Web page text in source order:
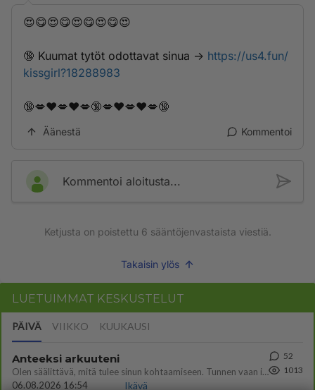
😍😋😍😋😍😋😍😋😍
🔞 K­u­­u­­m­­­a­t­­ ­­­t­y­­­t­­ö­­t­­ ­­o­­­d­­­o­­­t­­t­a­­­v­­­a­t­ ­­s­i­­­n­u­­­a­­­ -> https://us4.fun/
kissgirl?18288983
🔞💋❤️💋❤️💋🔞💋❤️💋❤️💋🔞
Äänestä Kommentoi
Kommentoi aloitusta...
Ketjusta on poistettu 6 sääntöjenvastaista viestiä.
Takaisin ylös
LUETUIMMAT KESKUSTELUT
PÄIVÄ VIIKKO KUUKAUSI
Anteeksi arkuuteni
Olen säälittävä, mitä tulee sinun kohtaamiseen. Tunnen vaan itseni todella epävarmaksi sun kanssa. Jos minun olisi pitän
06.08.2026 16:54
Ikävä
52
1013